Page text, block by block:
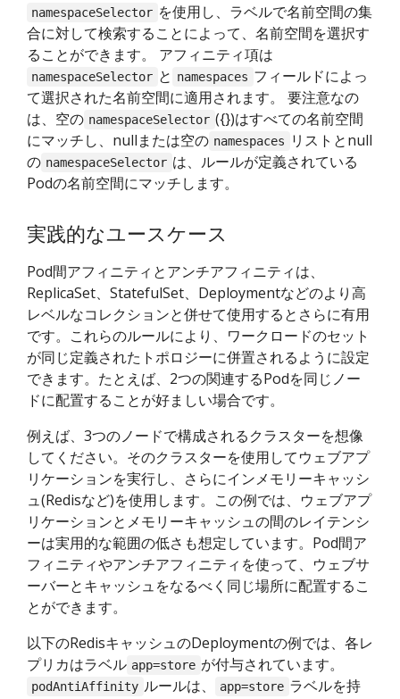
namespaceSelector を使用し、ラベルで名前空間の集
合に対して検索することによって、名前空間を選択す
ることができます。 アフィニティ項は
namespaceSelector と namespaces フィールドによっ
て選択された名前空間に適用されます。 要注意なの
は、空の namespaceSelector ({})はすべての名前空間
にマッチし、nullまたは空の namespaces
リストとnull
の namespaceSelector は、ルールが定義されている
Podの名前空間にマッチします。
実践的なユースケース
Pod間アフィニティとアンチアフィニティは、
ReplicaSet、StatefulSet、Deploymentなどのより高
レベルなコレクションと併せて使用するとさらに有用
です。これらのルールにより、ワークロードのセット
が同じ定義されたトポロジーに併置されるように設定
できます。たとえば、2つの関連するPodを同じノー
ドに配置することが好ましい場合です。
例えば、3つのノードで構成されるクラスターを想像
してください。そのクラスターを使用してウェブアプ
リケーションを実行し、さらにインメモリーキャッシ
ュ(Redisなど)を使用します。この例では、ウェブアプ
リケーションとメモリーキャッシュの間のレイテンシ
ーは実用的な範囲の低さも想定しています。Pod間ア
フィニティやアンチアフィニティを使って、ウェブサ
ーバーとキャッシュをなるべく同じ場所に配置するこ
とができます。
以下のRedisキャッシュのDeploymentの例では、各レ
プリカはラベル app=store が付与されています。
podAntiAffinity ルールは、 app=store ラベルを持